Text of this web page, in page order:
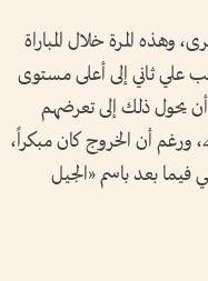
وهذه المرة خلال المباراة
علي ثاني إلى أعلى مستوى
يحول ذلك إلى تعرضهم
للخسارة الثالثة على التوالي، وهذه المرة 1-4، ورغم أن الخروج كان مبكراً،
سمي فيما بعد باسم «الجيل